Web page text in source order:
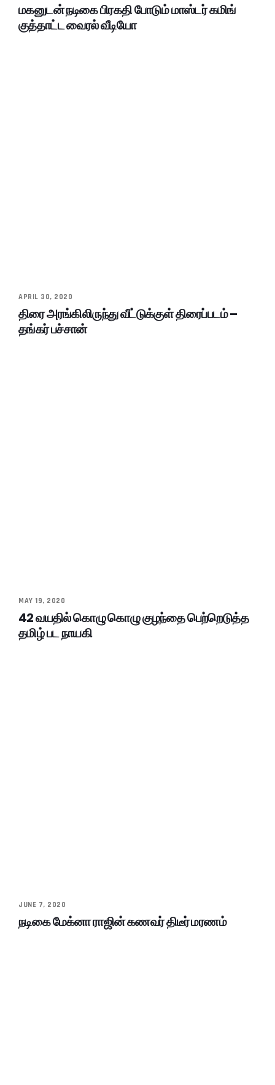
மகனுடன் நடிகை பிரகதி போடும் மாஸ்டர் கமிங்
குத்தாட்ட வைரல் வீடியோ
APRIL 30, 2020
திரை அரங்கிலிருந்து வீட்டுக்குள் திரைப்படம் –
தங்கர் பச்சான்
MAY 19, 2020
42 வயதில் கொழு கொழு குழந்தை பெற்றெடுத்த
தமிழ் பட நாயகி
JUNE 7, 2020
நடிகை மேக்னா ராஜின் கணவர் திடீர் மரணம்